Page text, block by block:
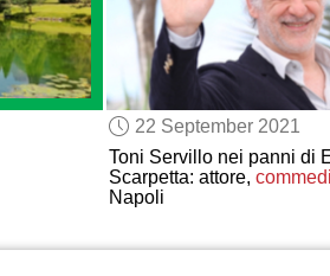
22 September 2021
Toni Servillo nei panni di
Scarpetta: attore,
Napoli